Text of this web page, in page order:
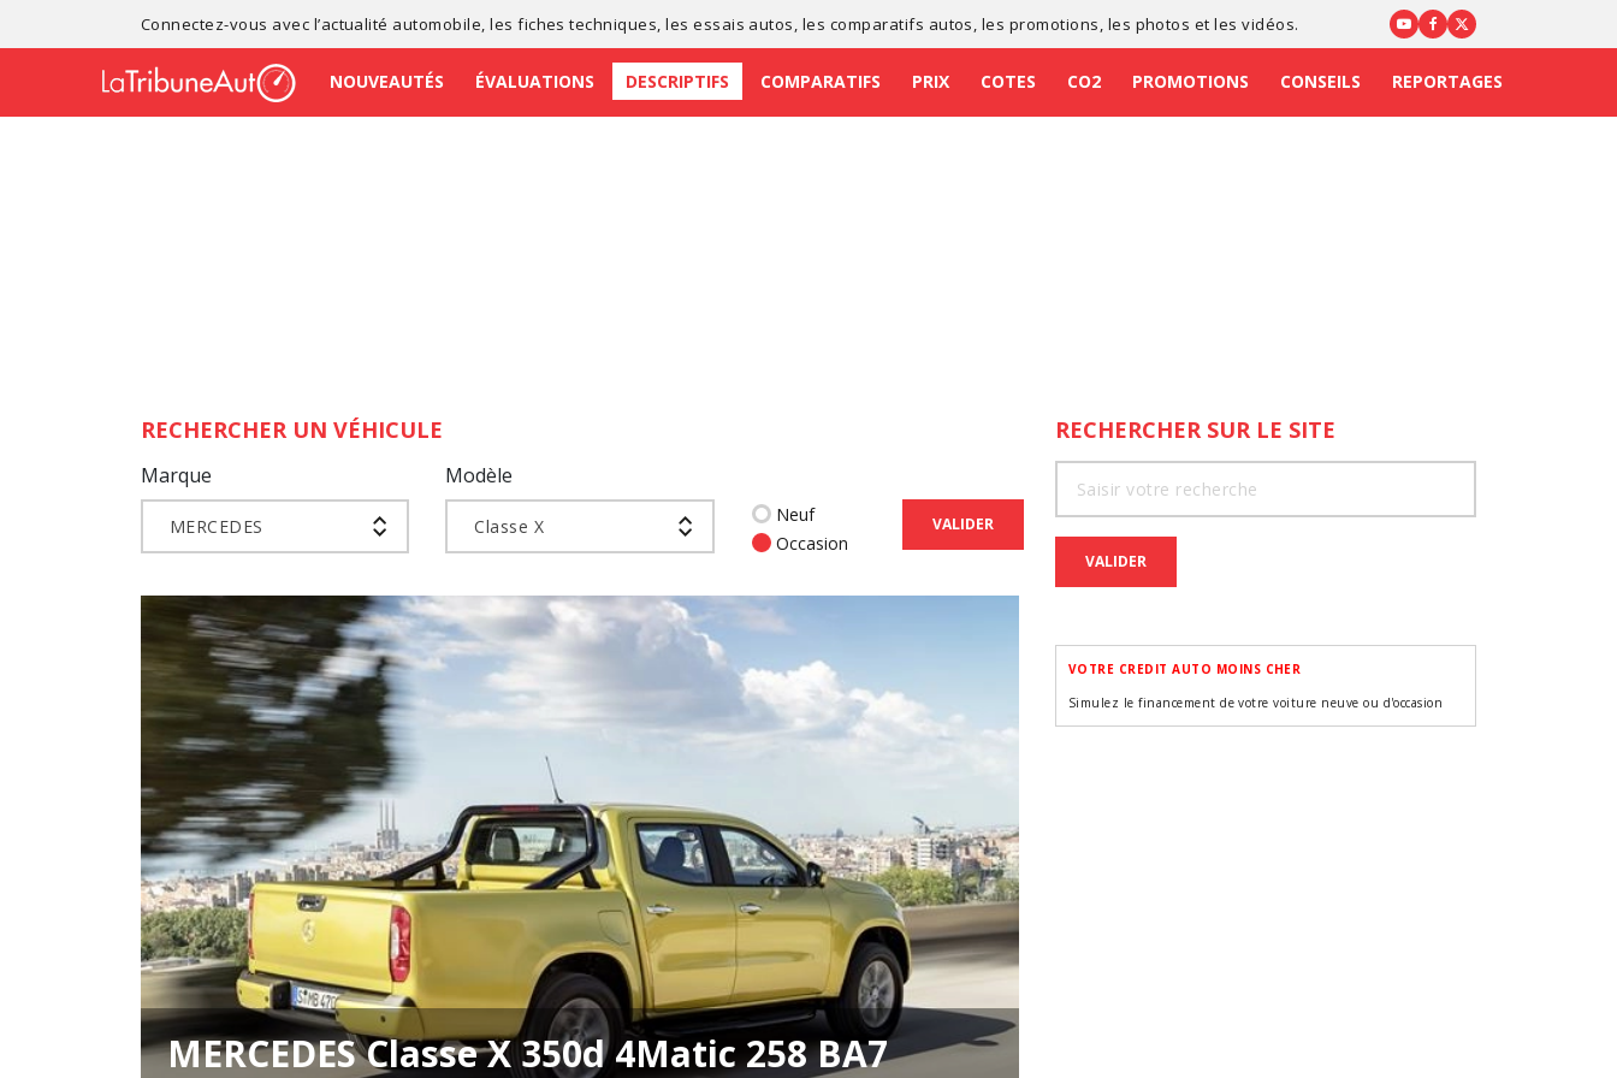
Connectez-vous avec l’actualité automobile , lesfiches techniques , lesessais autos , les comparatifs autos , les promotions , les photos et les vidéos.
NOUVEAUTÉS ÉVALUATIONS DESCRIPTIFS COMPARATIFS PRIX COTES CO2 PROMOTIONS CONSEILS REPORTAGES
RECHERCHER UN VÉHICULE
Marque
MERCEDES
Modèle
Classe X
Neuf
Occasion
VALIDER
MERCEDES Classe X 350d 4Matic 258 BA7
RECHERCHER SUR LE SITE
VALIDER
VOTRE CREDIT AUTO MOINS CHER
Simulez le financement de votre voiture neuve ou d'occasion